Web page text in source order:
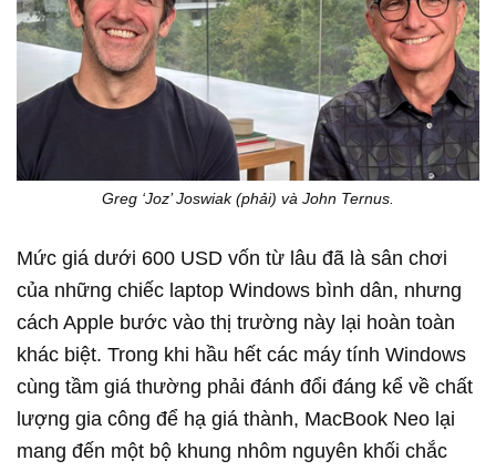
Greg ‘Joz’ Joswiak (phải) và John Ternus.
Mức giá dưới 600 USD vốn từ lâu đã là sân chơi
của những chiếc laptop Windows bình dân, nhưng
cách Apple bước vào thị trường này lại hoàn toàn
khác biệt. Trong khi hầu hết các máy tính Windows
cùng tầm giá thường phải đánh đổi đáng kể về chất
lượng gia công để hạ giá thành, MacBook Neo lại
mang đến một bộ khung nhôm nguyên khối chắc